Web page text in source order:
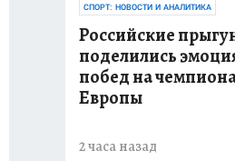
СПОРТ: НОВОСТИ И АНАЛИТИКА
Российские
поделились
побед на
Европы
2 часа назад